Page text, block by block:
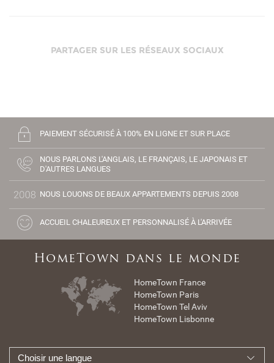
PARTAGER SUR LES RÉSEAUX SOCIAUX
PAIEMENT SÉCURISÉ À 100% EN LIGNE ET SUR PLACE
NOUS PARLONS L'ANGLAIS, LE FRANÇAIS, LE JAPONAIS ET
D'AUTRES LANGUES
NOUS LOUONS DE BEAUX APPARTEMENTS DEPUIS 2008
ACCUEIL CHALEUREUX ET PERSONNALISÉ À L'ARRIVÉE
HomeTown dans le monde
HomeTown France
HomeTown Paris
HomeTown Tel Aviv
HomeTown Lisbonne
Choisir une langue